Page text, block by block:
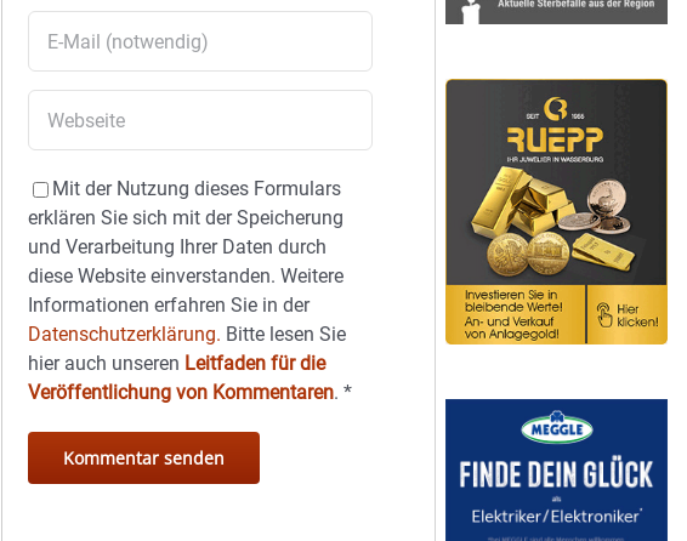
Mit der Nutzung dieses Formulars
erklären Sie sich mit der Speicherung
und Verarbeitung Ihrer Daten durch
diese Website einverstanden. Weitere
Informationen erfahren Sie in der
Datenschutzerklärung. Bitte lesen Sie
hier auch unseren Leitfaden für die
Veröffentlichung von Kommentaren.*